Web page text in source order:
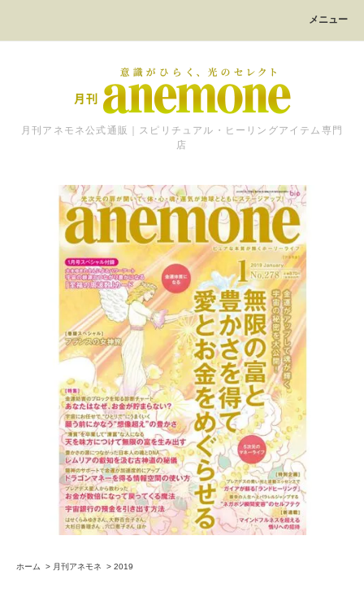
メニュー
月刊アネモネ公式通販｜スピリチュアル・ヒーリングアイテム専門
店
ホーム > 月刊アネモネ > 2019